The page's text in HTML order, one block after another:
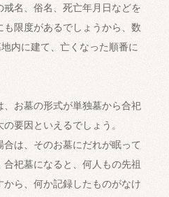
名、俗名、死亡年月日などを
限度があるでしょうから、数
内に建て、亡くなった順番に
お墓の形式が単独墓から合祀
要因といえるでしょう。
は、そのお墓にだれが眠って
祀墓になると、何人もの先祖
ら、何か記録したものがなけ